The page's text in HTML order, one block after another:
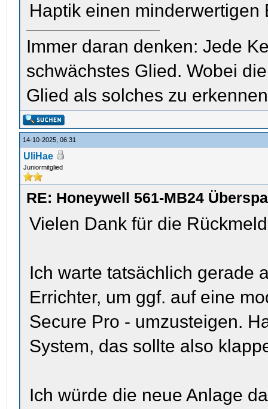
Haptik einen
Immer daran denken: Jede
schwächstes Glied. Wobei
Glied als solches zu
14-10-2025, 06:31
UliHae
Juniormitglied
RE: Honeywell 561-MB24
Vielen Dank für die
Ich warte tatsächlich gerade
Errichter, um ggf. auf eine
Secure Pro - umzusteigen.
System, das sollte also
Ich würde die neue Anlage